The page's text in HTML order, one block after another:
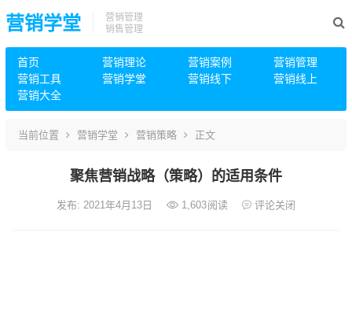
营销学堂
营销管理
销售管理
首页 营销理论 营销案例
营销管理
营销工具
营销学堂 营销线下
营销线上
营销大全
当前位置 营销学堂 营销策略 正文
聚焦营销战略（策略）的适用条件
发布: 2021年4月13日 1,603阅读 评论关闭